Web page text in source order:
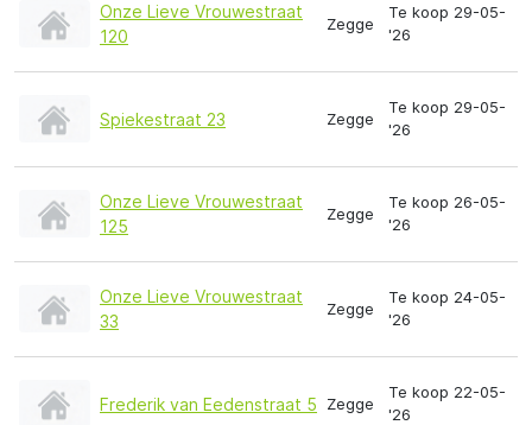
Onze Lieve Vrouwestraat
120
Zegge
Te koop 29-05-
'26
Spiekestraat 23 Zegge
Te koop 29-05-
'26
Onze Lieve Vrouwestraat
125
Zegge
Te koop 26-05-
'26
Onze Lieve Vrouwestraat
33
Zegge
Te koop 24-05-
'26
Frederik van Eedenstraat 5 Zegge
Te koop 22-05-
'26